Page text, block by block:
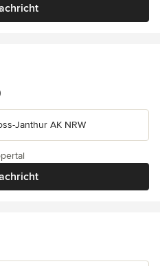
von 5 Sternen
Janthur AK NRW